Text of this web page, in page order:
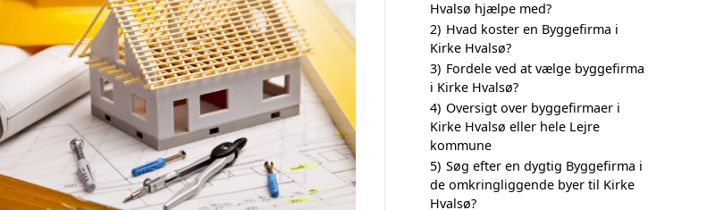
Hvalsø hjælpe med?
2) Hvad koster en Byggefirma i
Kirke Hvalsø?
3) Fordele ved at vælge byggefirma
i Kirke Hvalsø?
4) Oversigt over byggefirmaer i
Kirke Hvalsø eller hele Lejre
kommune
5) Søg efter en dygtig Byggefirma i
de omkringliggende byer til Kirke
Hvalsø?